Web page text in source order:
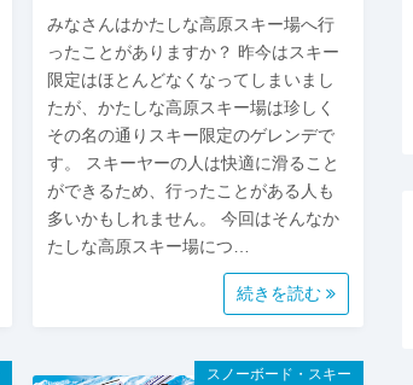
みなさんはかたしな高原スキー場へ行
ったことがありますか？ 昨今はスキー
限定はほとんどなくなってしまいまし
たが、かたしな高原スキー場は珍しく
その名の通りスキー限定のゲレンデで
す。 スキーヤーの人は快適に滑ること
ができるため、行ったことがある人も
多いかもしれません。 今回はそんなか
たしな高原スキー場につ…
続きを読む
スノーボード・スキー